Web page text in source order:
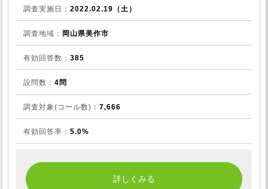
調査実施日： 2022.02.19（土）
調査地域： 岡山県美作市
有効回答数： 385
設問数： 4問
調査対象(コール数)： 7,666
有効回答率： 5.0%